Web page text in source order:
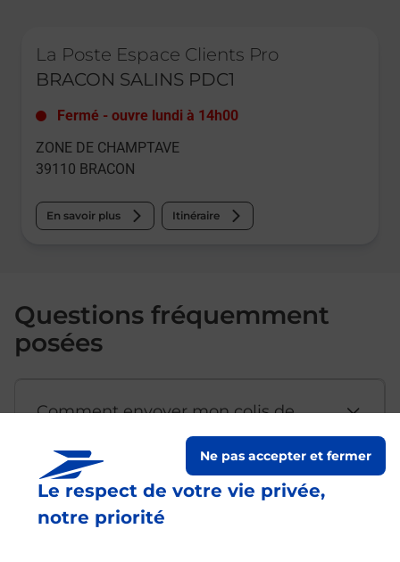
Le respect de votre vie privée,
notre priorité
Ne pas accepter et fermer
La Poste Espace Clients Pro
BRACON SALINS PDC1
Fermé - ouvre lundi à 14h00
ZONE DE CHAMPTAVE
39110 BRACON
En savoir plus Itinéraire
Questions fréquemment
posées
Comment envoyer mon colis de
Est-il possible d’acheter un
emballage directement depuis un